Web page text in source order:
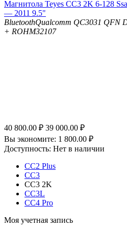
Магнитола Teyes CC3 2K 6-128
— 2011 9.5"
BluetoothQualcomm QC3031 QFN
+ ROHM32107
40 800.00 ₽ 39 000.00 ₽
Вы экономите: 1 800.00 ₽
Доступность: Нет в наличии
CC2 Plus
CC3
CC3 2K
CC3L
CC4 Pro
Моя учетная запись